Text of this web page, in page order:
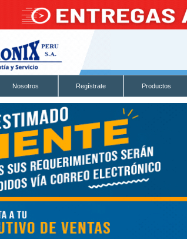
Nosotros Regístrate Productos